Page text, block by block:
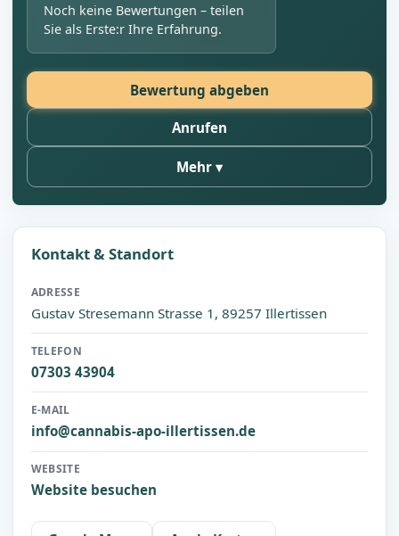
Noch keine Bewertungen – teilen
Sie als Erste:r Ihre Erfahrung.
Bewertung abgeben
Anrufen
Mehr
Kontakt & Standort
ADRESSE
Gustav Stresemann Strasse 1, 89257 Illertissen
TELEFON
07303 43904
E-MAIL
info@cannabis-apo-illertissen.de
WEBSITE
Website besuchen